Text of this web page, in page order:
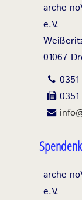
arche
e.V.
01067
arche
e.V.